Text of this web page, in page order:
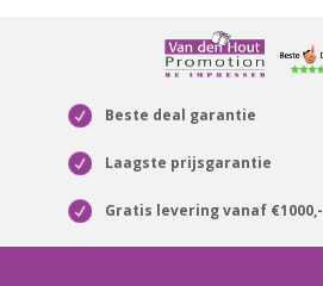
Beste deal garantie
Laagste prijsgarantie
Gratis levering vanaf €1000,-